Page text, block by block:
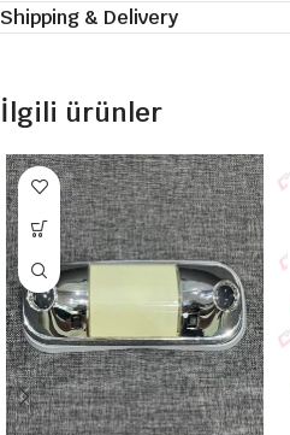
Shipping & Delivery
İlgili ürünler